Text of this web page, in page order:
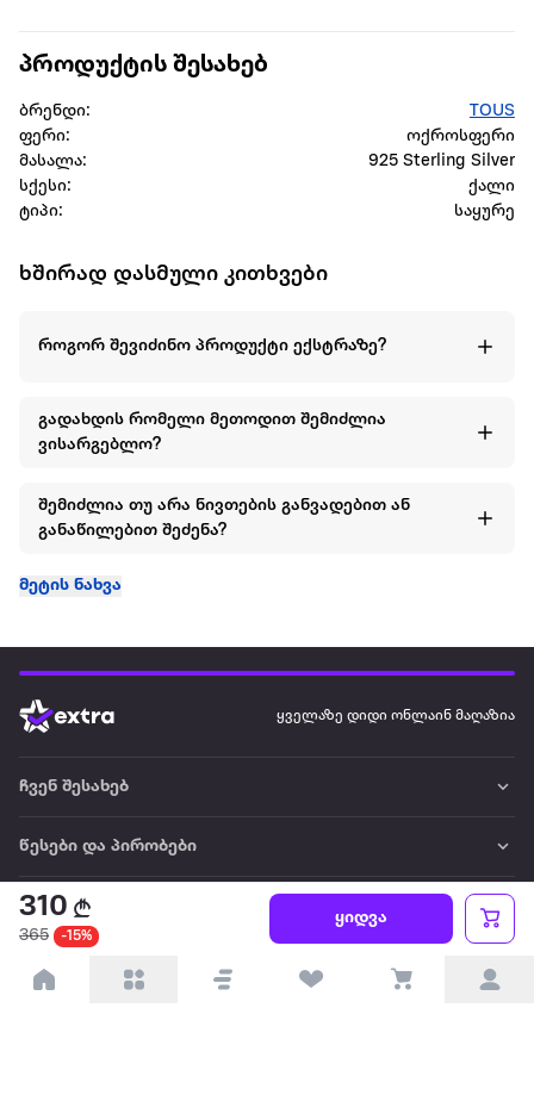
310
365 -15%
ყიდვა
პროდუქტის შესახებ
ბრენდი:
TOUS
ფერი:
ოქროსფერი
მასალა:
925 Sterling Silver
სქესი:
ქალი
ტიპი:
საყურე
ხშირად დასმული კითხვები
როგორ შევიძინო პროდუქტი ექსტრაზე?
გადახდის რომელი მეთოდით შემიძლია
ვისარგებლო?
შემიძლია თუ არა ნივთების განვადებით ან
განაწილებით შეძენა?
მეტის ნახვა
ყველაზე დიდი ონლაინ მაღაზია
ჩვენ შესახებ
წესები და პირობები
პარტნიორებისთვის
ტრენდული